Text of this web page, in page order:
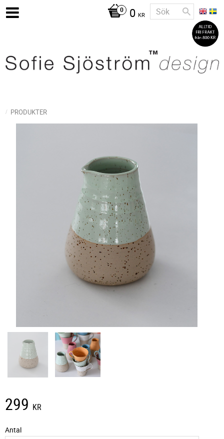
0 KR
PRODUKTER
299 KR
Antal